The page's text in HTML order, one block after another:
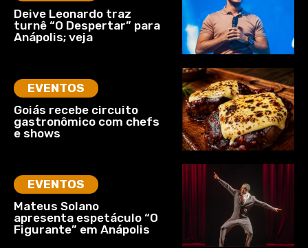
Deive Leonardo traz
turnê “O Despertar” para
Anápolis; veja
EVENTOS
Goiás recebe circuito
gastronômico com chefs
e shows
EVENTOS
Mateus Solano
apresenta espetáculo “O
Figurante” em Anápolis